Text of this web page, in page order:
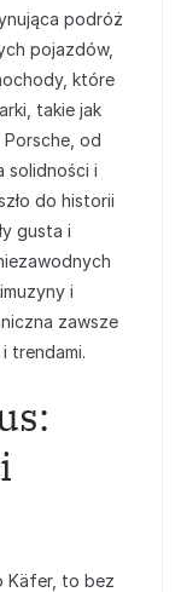
podróż
pojazdów,
które
takie jak
od
solidności i
do historii
gusta i
i
zawsze
trendami.
Käfer, to bez